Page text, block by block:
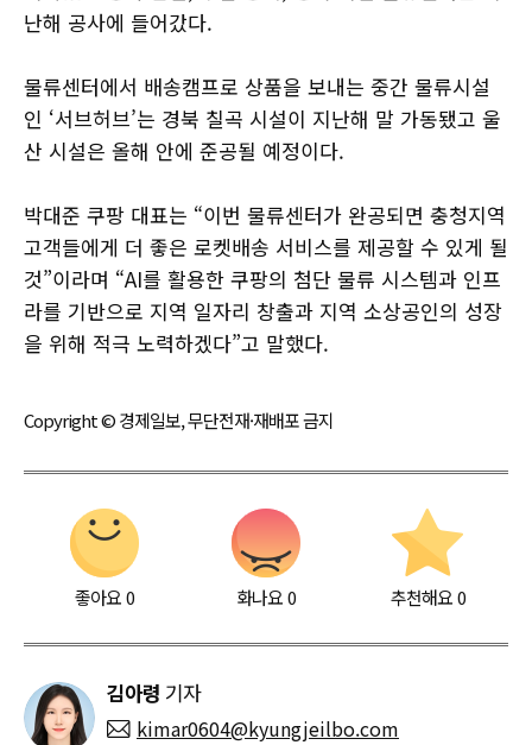
난해 공사에 들어갔다.
물류센터에서 배송캠프로 상품을 보내는 중간 물류시설
인 ‘서브허브’는 경북 칠곡 시설이 지난해 말 가동됐고 울
산 시설은 올해 안에 준공될 예정이다.
박대준 쿠팡 대표는 “이번 물류센터가 완공되면 충청지역
고객들에게 더 좋은 로켓배송 서비스를 제공할 수 있게 될
것”이라며 “AI를 활용한 쿠팡의 첨단 물류 시스템과 인프
라를 기반으로 지역 일자리 창출과 지역 소상공인의 성장
을 위해 적극 노력하겠다”고 말했다.
Copyright © 경제일보, 무단전재·재배포 금지
좋아요0 화나요0 추천해요 0
김아령 기자
kimar0604@kyungjeilbo.com